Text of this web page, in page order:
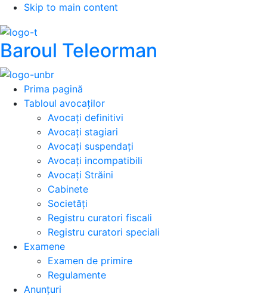
Skip to main content
Baroul Teleorman
Prima pagină
Tabloul avocaților
Avocați definitivi
Avocați stagiari
Avocați suspendați
Avocați incompatibili
Avocați Străini
Cabinete
Societăți
Registru curatori fiscali
Registru curatori speciali
Examene
Examen de primire
Regulamente
Anunțuri